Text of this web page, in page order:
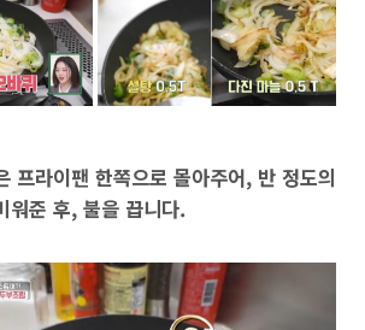
프라이팬 한쪽으로 몰아주어, 반 정도의
워준 후, 불을 끕니다.